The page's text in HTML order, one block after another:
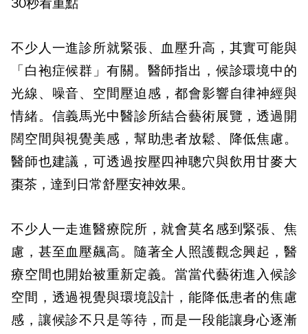
30秒看重點
不少人一進診所就緊張、血壓升高，其實可能與
「白袍症候群」有關。醫師指出，候診環境中的
光線、噪音、空間壓迫感，都會影響自律神經與
情緒。信義馬光中醫診所結合藝術展覽，透過開
闊空間與視覺美感，幫助患者放鬆、降低焦慮。
醫師也建議，可透過按壓四神聰穴與飲用甘麥大
棗茶，達到日常舒壓安神效果。
不少人一走進醫療院所，就會莫名感到緊張、焦
慮，甚至血壓飆高。隨著全人照護觀念興起，醫
療空間也開始被重新定義。當當代藝術進入候診
空間，透過視覺與環境設計，能降低患者的焦慮
感，讓候診不只是等待，而是一段能讓身心逐漸